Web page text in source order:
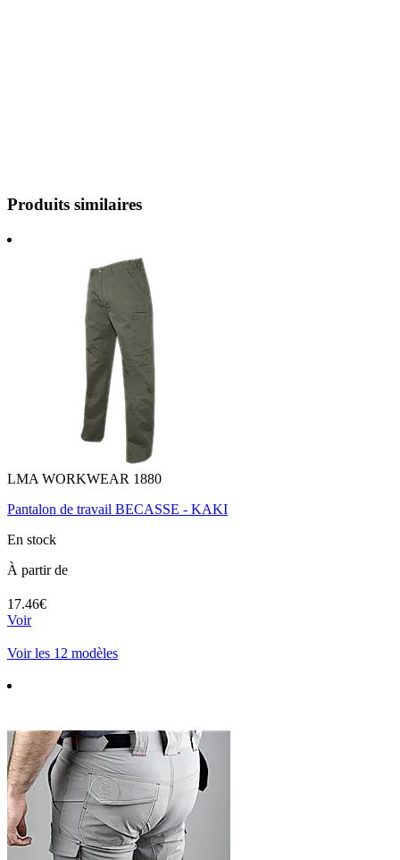
Produits similaires
LMA WORKWEAR 1880
Pantalon de travail BECASSE - KAKI
En stock
À partir de
17.46€
Voir
Voir les 12 modèles